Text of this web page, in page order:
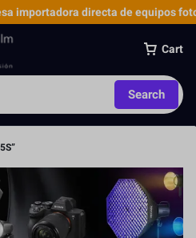
importadora directa de equipos
Cart
Search